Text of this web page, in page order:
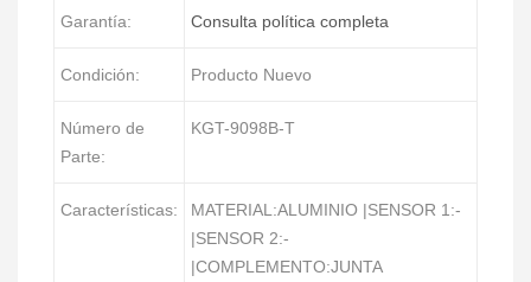
Garantía: Consulta política completa
Condición: Producto Nuevo
Número de
Parte:
KGT-9098B-T
Características:
MATERIAL:ALUMINIO |SENSOR 1:-
|SENSOR 2:-
|COMPLEMENTO:JUNTA